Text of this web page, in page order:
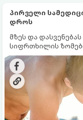
პირველი
დროს
მზეს და
სიფრთხილის
შეიძლება
დამწვრობა მივიღოთ.